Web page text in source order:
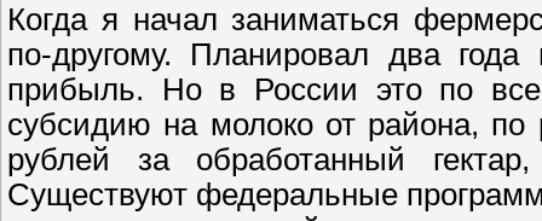
Когда я начал заниматься
по-другому. Планировал два года
прибыль. Но в России это по
субсидию на молоко от района,
рублей за обработанный
Существуют федеральные